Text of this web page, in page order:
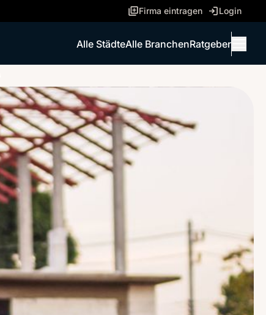
Firma eintragen Login
Alle StädteAlle BranchenRatgeber
ANRUFEN NACHRICHT